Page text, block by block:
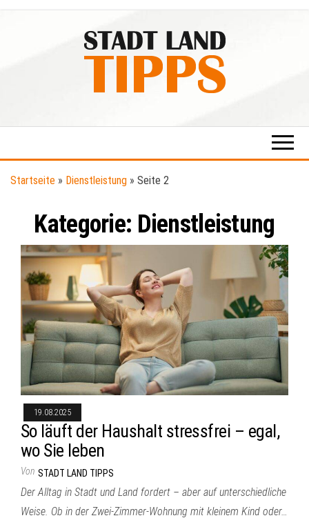
Tipps
für Stadt
Startseite » Dienstleistung » Seite 2
Kategorie: Dienstleistung
19.08.2025
So läuft der Haushalt stressfrei – egal,
wo Sie leben
Von STADT LAND TIPPS
Der Alltag in Stadt und Land fordert – aber auf unterschiedliche
Weise. Ob in der Zwei-Zimmer-Wohnung mit kleinem Kind oder…